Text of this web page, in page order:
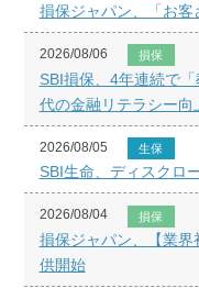
損保ジャパン、「お
2026/08/06 損保
SBI損保、4年連続で
代の金融リテラシー向
2026/08/05 生保
SBI生命、ディスクロ
2026/08/04 損保
損保ジャパン、【業
供開始